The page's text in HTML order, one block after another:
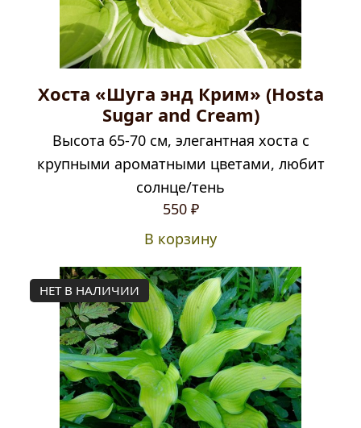
Хоста «Шуга энд Крим» (Hosta
Sugar and Cream)
Высота 65-70 см, элегантная хоста с
крупными ароматными цветами, любит
солнце/тень
550 ₽
В корзину
НЕТ В НАЛИЧИИ